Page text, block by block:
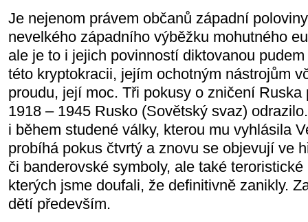
Je nejenom právem občanů západní
nevelkého západního výběžku mohutného
ale je to i jejich povinností diktovanou
této kryptokracii, jejím ochotným nástrojům
proudu, její moc. Tři pokusy o zničení Ruska
1918 – 1945 Rusko (Sovětský svaz)
i během studené války, kterou mu vyhlásila
probíhá pokus čtvrtý a znovu se objevují ve
či banderovské symboly, ale také
kterých jsme doufali, že definitivně zanikly.
dětí především.